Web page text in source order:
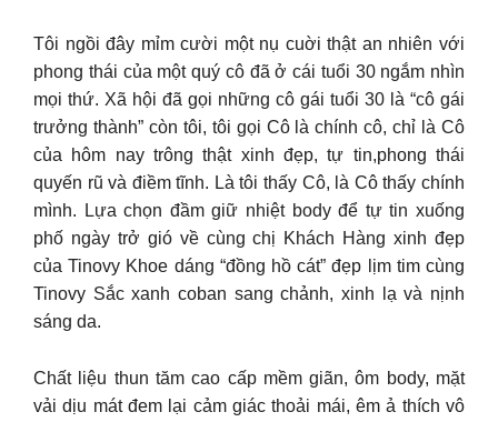
Tôi ngồi đây mỉm cười một nụ cuời thật an nhiên với
phong thái của một quý cô đã ở cái tuổi 30 ngắm nhìn
mọi thứ. Xã hội đã gọi những cô gái tuổi 30 là “cô gái
trưởng thành” còn tôi, tôi gọi Cô là chính cô, chỉ là Cô
của hôm nay trông thật xinh đẹp, tự tin,phong thái
quyến rũ và điềm tĩnh. Là tôi thấy Cô, là Cô thấy chính
mình. Lựa chọn đầm giữ nhiệt body để tự tin xuống
phố ngày trở gió về cùng chị Khách Hàng xinh đẹp
của Tinovy Khoe dáng “đồng hồ cát” đẹp lịm tim cùng
Tinovy Sắc xanh coban sang chảnh, xinh lạ và nịnh
sáng da.
Chất liệu thun tăm cao cấp mềm giãn, ôm body, mặt
vải dịu mát đem lại cảm giác thoải mái, êm ả thích vô